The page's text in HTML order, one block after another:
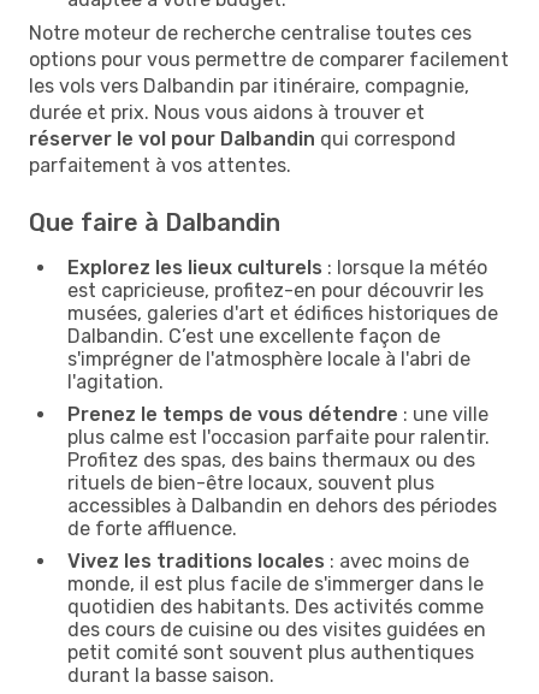
Notre moteur de recherche centralise toutes ces
options pour vous permettre de comparer facilement
les vols vers Dalbandin par itinéraire, compagnie,
durée et prix. Nous vous aidons à trouver et
réserver le vol pour Dalbandin qui correspond
parfaitement à vos attentes.
Que faire à Dalbandin
Explorez les lieux culturels : lorsque la météo
est capricieuse, profitez-en pour découvrir les
musées, galeries d'art et édifices historiques de
Dalbandin. C’est une excellente façon de
s'imprégner de l'atmosphère locale à l'abri de
l'agitation.
Prenez le temps de vous détendre : une ville
plus calme est l'occasion parfaite pour ralentir.
Profitez des spas, des bains thermaux ou des
rituels de bien-être locaux, souvent plus
accessibles à Dalbandin en dehors des périodes
de forte affluence.
Vivez les traditions locales : avec moins de
monde, il est plus facile de s'immerger dans le
quotidien des habitants. Des activités comme
des cours de cuisine ou des visites guidées en
petit comité sont souvent plus authentiques
durant la basse saison.